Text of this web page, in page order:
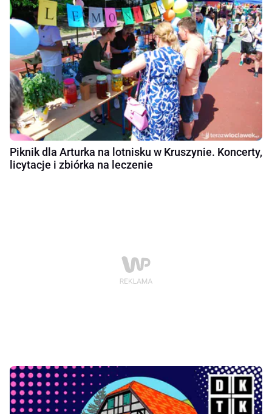
Piknik dla Arturka na lotnisku w Kruszynie. Koncerty,
licytacje i zbiórka na leczenie